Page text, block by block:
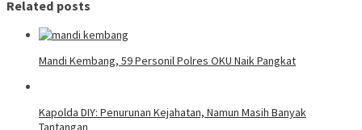
Related posts
Mandi Kembang, 59 Personil Polres OKU Naik Pangkat
Kapolda DIY: Penurunan Kejahatan, Namun Masih Banyak
Tantangan